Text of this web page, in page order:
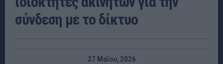
σύνδεση με το δίκτυο
27 Μαΐου, 2026